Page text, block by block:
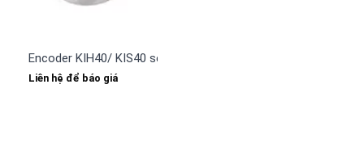
Encoder KIH40/ KIS40 series Kubler
Liên hệ để báo giá